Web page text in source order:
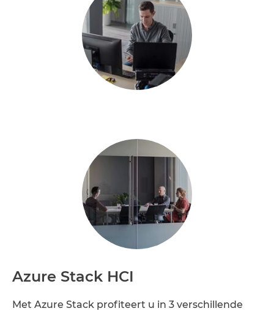
Azure Stack HCI
Met Azure Stack profiteert u in 3 verschillende